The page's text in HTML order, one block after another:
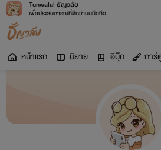
Tunwalai ธัญวลัย
เพื่อประสบการณ์ที่ดีกว่าบนมือถือ
หน้าแรก นิยาย อีบุ๊ก การ์